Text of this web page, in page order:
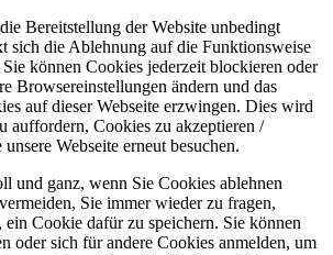
Bereitstellung der Website unbedingt
sich die Ablehnung auf die Funktionsweise
Sie können Cookies jederzeit blockieren oder
Browsereinstellungen ändern und das
auf dieser Webseite erzwingen. Dies wird
auffordern, Cookies zu akzeptieren /
Webseite erneut besuchen.
und ganz, wenn Sie Cookies ablehnen
Sie immer wieder zu fragen,
ein Cookie dafür zu speichern. Sie können
oder sich für andere Cookies anmelden, um